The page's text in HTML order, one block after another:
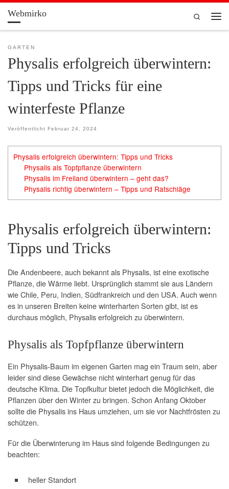
Zum Inhalt springen
Webmirko
Search
GARTEN
Physalis erfolgreich überwintern:
Tipps und Tricks für eine
winterfeste Pflanze
Veröffentlicht Februar 24, 2024
Physalis erfolgreich überwintern: Tipps und Tricks
Physalis als Topfpflanze überwintern
Physalis im Freiland überwintern – geht das?
Physalis richtig überwintern – Tipps und Ratschläge
Physalis erfolgreich überwintern:
Tipps und Tricks
Die Andenbeere, auch bekannt als Physalis, ist eine exotische
Pflanze, die Wärme liebt. Ursprünglich stammt sie aus Ländern
wie Chile, Peru, Indien, Südfrankreich und den USA. Auch wenn
es in unseren Breiten keine winterharten Sorten gibt, ist es
durchaus möglich, Physalis erfolgreich zu überwintern.
Physalis als Topfpflanze überwintern
Ein Physalis-Baum im eigenen Garten mag ein Traum sein, aber
leider sind diese Gewächse nicht winterhart genug für das
deutsche Klima. Die Topfkultur bietet jedoch die Möglichkeit, die
Pflanzen über den Winter zu bringen. Schon Anfang Oktober
sollte die Physalis ins Haus umziehen, um sie vor Nachtfrösten zu
schützen.
Für die Überwinterung im Haus sind folgende Bedingungen zu
beachten:
heller Standort